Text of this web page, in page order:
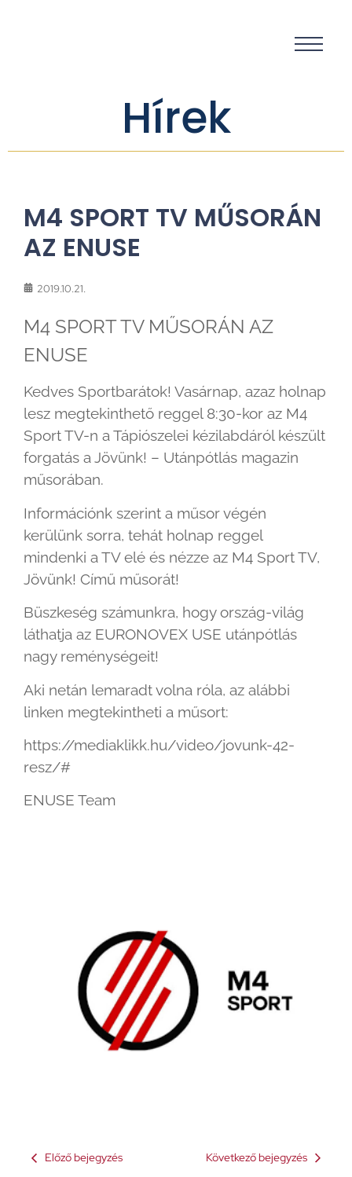
Hírek
M4 SPORT TV MŰSORÁN
AZ ENUSE
2019.10.21.
M4 SPORT TV MŰSORÁN AZ
ENUSE
Kedves Sportbarátok! Vasárnap, azaz holnap
lesz megtekinthető reggel 8:30-kor az M4
Sport TV-n a Tápiószelei kézilabdáról készült
forgatás a Jövünk! – Utánpótlás magazin
műsorában.
Információnk szerint a műsor végén
kerülünk sorra, tehát holnap reggel
mindenki a TV elé és nézze az M4 Sport TV,
Jövünk! Című műsorát!
Büszkeség számunkra, hogy ország-világ
láthatja az EURONOVEX USE utánpótlás
nagy reménységeit!
Aki netán lemaradt volna róla, az alábbi
linken megtekintheti a műsort:
https://mediaklikk.hu/video/jovunk-42-
resz/#
ENUSE Team
Előző bejegyzés Következő bejegyzés